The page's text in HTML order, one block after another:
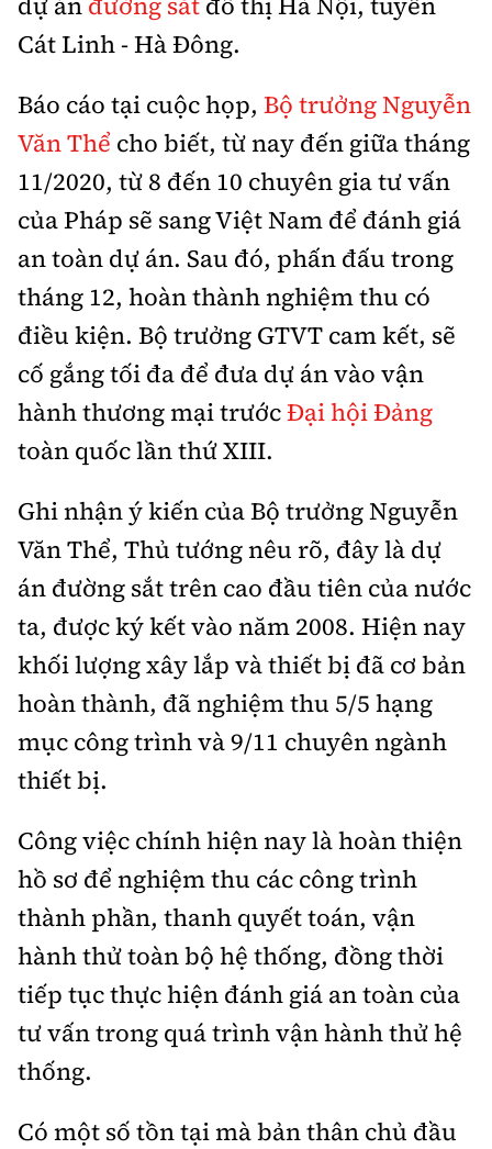
Nhà thầu
Mời thầu - Đấu thầu
Thi viết về GTVT
Gương sáng giao thông
Âm nhạc
Hậu trường sao
360 độ thể thao
Sản phẩm mới
Tư vấn
Thế giới
Hồ sơ tài liệu
Thế giới giao thông
Thế giới xây dựng
Du lịch
Khám phá
Ẩm thực
Video
Thời sự
Khám phá
Camera giao thông
Câu chuyện giao thông
Giải trí - Thể thao
Cơ quan chủ quản: Bộ Xây dựng
Giấy phép số: 03/GP-BVHTTDL, cấp ngày 1/4/2025.
Tòa soạn: Số 2 Nguyễn Công Hoan, phường Giảng Võ,
Hà Nội.
Tổng biên tập: Nguyễn Thị Hồng Nga
Phó Tổng biên tập:Nguyễn Sơn Tùng,
Nguyễn Đức Thắng, La Đức Hùng
Hotline:
0901 514 799
Quảng cáo và Phát hành:
0915 057 282
bandoc@baoxaydung.vn
Cấm sao chép dưới mọi hình thức nếu không có sự
chấp thuận bằng văn bản.
Thông tin tòa
soạn
Cát Linh - Hà Đông.
Báo cáo tại cuộc họp, Bộ trưởng Nguyễn
Văn Thể cho biết, từ nay đến giữa tháng
11/2020, từ 8 đến 10 chuyên gia tư vấn
của Pháp sẽ sang Việt Nam để đánh giá
an toàn dự án. Sau đó, phấn đấu trong
tháng 12, hoàn thành nghiệm thu có
điều kiện. Bộ trưởng GTVT cam kết, sẽ
cố gắng tối đa để đưa dự án vào vận
hành thương mại trướcĐại hội Đảng
toàn quốc lần thứ XIII.
Ghi nhận ý kiến của Bộ trưởng Nguyễn
Văn Thể, Thủ tướng nêu rõ, đây là dự
án đường sắt trên cao đầu tiên của nước
ta, được ký kết vào năm 2008. Hiện nay
khối lượng xây lắp và thiết bị đã cơ bản
hoàn thành, đã nghiệm thu 5/5 hạng
mục công trình và 9/11 chuyên ngành
thiết bị.
Công việc chính hiện nay là hoàn thiện
hồ sơ để nghiệm thu các công trình
thành phần, thanh quyết toán, vận
hành thử toàn bộ hệ thống, đồng thời
tiếp tục thực hiện đánh giá an toàn của
tư vấn trong quá trình vận hành thử hệ
thống.
Có một số tồn tại mà bản thân chủ đầu